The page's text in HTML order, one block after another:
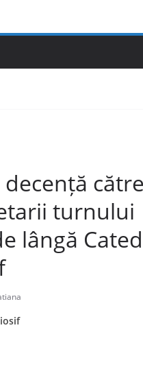
către
turnului
lângă